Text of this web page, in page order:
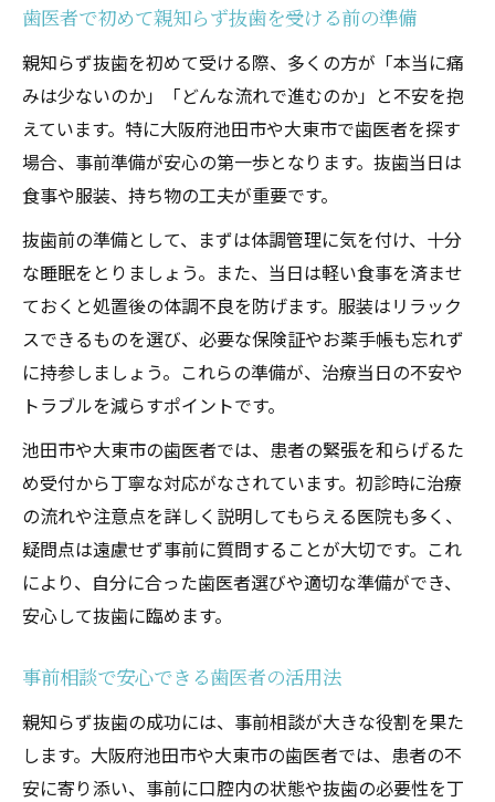
歯医者で初めて親知らず抜歯を受ける前の準備
親知らず抜歯を初めて受ける際、多くの方が「本当に痛
みは少ないのか」「どんな流れで進むのか」と不安を抱
えています。特に大阪府池田市や大東市で歯医者を探す
場合、事前準備が安心の第一歩となります。抜歯当日は
食事や服装、持ち物の工夫が重要です。
抜歯前の準備として、まずは体調管理に気を付け、十分
な睡眠をとりましょう。また、当日は軽い食事を済ませ
ておくと処置後の体調不良を防げます。服装はリラック
スできるものを選び、必要な保険証やお薬手帳も忘れず
に持参しましょう。これらの準備が、治療当日の不安や
トラブルを減らすポイントです。
池田市や大東市の歯医者では、患者の緊張を和らげるた
め受付から丁寧な対応がなされています。初診時に治療
の流れや注意点を詳しく説明してもらえる医院も多く、
疑問点は遠慮せず事前に質問することが大切です。これ
により、自分に合った歯医者選びや適切な準備ができ、
安心して抜歯に臨めます。
事前相談で安心できる歯医者の活用法
親知らず抜歯の成功には、事前相談が大きな役割を果た
します。大阪府池田市や大東市の歯医者では、患者の不
安に寄り添い、事前に口腔内の状態や抜歯の必要性を丁